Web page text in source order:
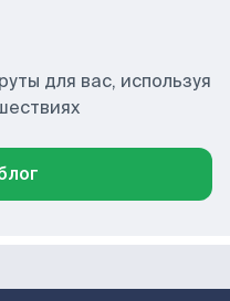
для вас, используя